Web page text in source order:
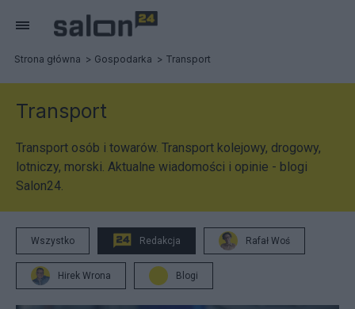
Strona główna Gospodarka Transport
Transport
Transport osób i towarów. Transport kolejowy, drogowy,
lotniczy, morski. Aktualne wiadomości i opinie - blogi
Salon24.
Wszystko Redakcja Rafał Woś
Hirek Wrona Blogi